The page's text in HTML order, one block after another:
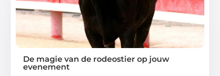
De magie van de rodeostier op jouw
evenement